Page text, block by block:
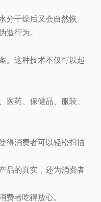
分干燥后又会自然恢
造行为。
。这种技术不仅可以起
药、保健品、服装、
得消费者可以轻松扫描
品的真实，还为消费者
费者吃得放心。